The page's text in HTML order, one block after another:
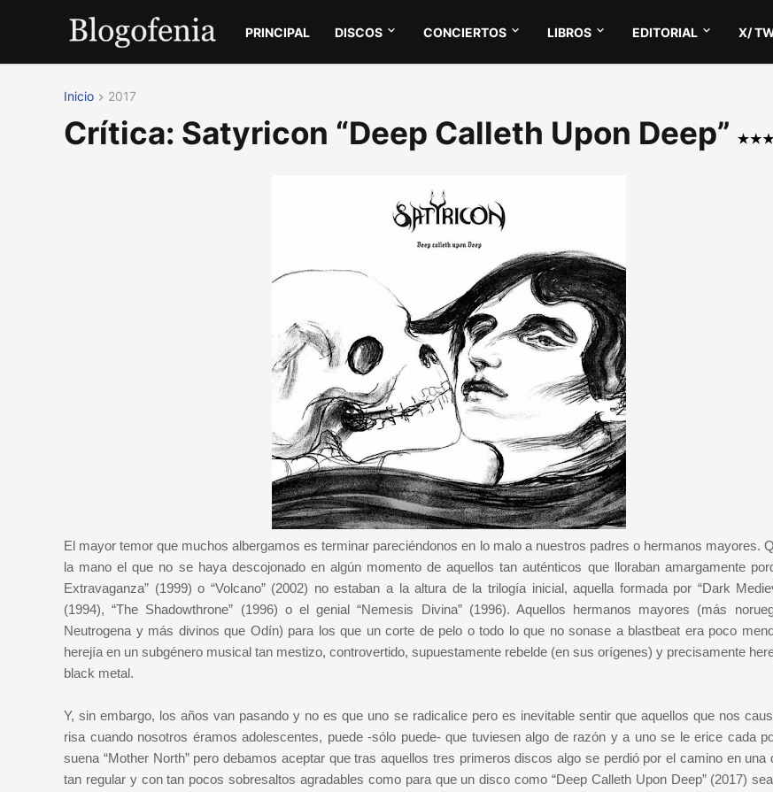
PRINCIPAL DISCOS CONCIERTOS LIBROS EDITORIAL X/
Inicio 2017
Crítica: Satyricon “Deep Calleth Upon Deep”
El mayor temor que muchos albergamos es terminar pareciéndonos en lo malo a nuestros padres o hermanos mayores.
la mano el que no se haya descojonado en algún momento de aquellos tan auténticos que lloraban amargamente
Extravaganza” (1999) o “Volcano” (2002) no estaban a la altura de la trilogía inicial, aquella formada por “Dark
(1994), “The Shadowthrone” (1996) o el genial “Nemesis Divina” (1996). Aquellos hermanos mayores (más
Neutrogena y más divinos que Odín) para los que un corte de pelo o todo lo que no sonase a blastbeat era poco
herejía en un subgénero musical tan mestizo, controvertido, supuestamente rebelde (en sus orígenes) y precisamente
black metal.
Y, sin embargo, los años van pasando y no es que uno se radicalice pero es inevitable sentir que aquellos que nos
risa cuando nosotros éramos adolescentes, puede -sólo puede- que tuviesen algo de razón y a uno se le erice cada
suena “Mother North” pero debamos aceptar que tras aquellos tres primeros discos algo se perdió por el camino en una
tan regular y con tan pocos sobresaltos agradables como para que un disco como “Deep Calleth Upon Deep” (2017)